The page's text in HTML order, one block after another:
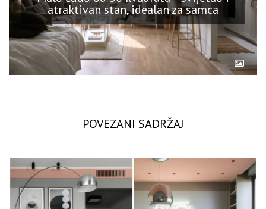
atraktivan stan, idealan za samca
POVEZANI SADRŽAJ